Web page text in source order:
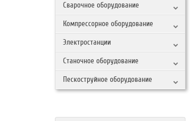
Сварочное оборудование
Компрессорное оборудование
Электростанции
Станочное оборудование
Пескоструйное оборудование